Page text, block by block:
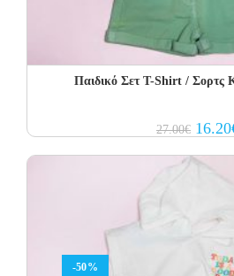
Παιδικό Σετ Τ-Shirt / Σορτς
27.00€
price
27.00€.
16.20
-50%